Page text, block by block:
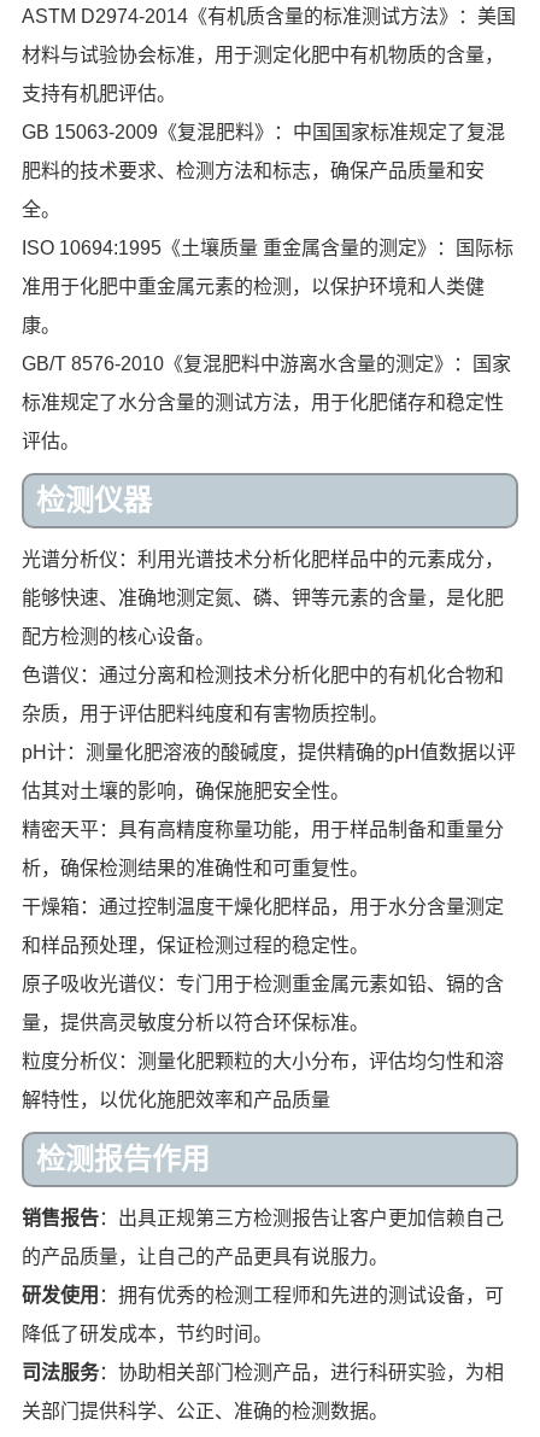
ASTM D2974-2014《有机质含量的标准测试方法》：美国
材料与试验协会标准，用于测定化肥中有机物质的含量，
支持有机肥评估。
GB 15063-2009《复混肥料》：中国国家标准规定了复混
肥料的技术要求、检测方法和标志，确保产品质量和安
全。
ISO 10694:1995《土壤质量 重金属含量的测定》：国际标
准用于化肥中重金属元素的检测，以保护环境和人类健
康。
GB/T 8576-2010《复混肥料中游离水含量的测定》：国家
标准规定了水分含量的测试方法，用于化肥储存和稳定性
评估。
检测仪器
光谱分析仪：利用光谱技术分析化肥样品中的元素成分，
能够快速、准确地测定氮、磷、钾等元素的含量，是化肥
配方检测的核心设备。
色谱仪：通过分离和检测技术分析化肥中的有机化合物和
杂质，用于评估肥料纯度和有害物质控制。
pH计：测量化肥溶液的酸碱度，提供精确的pH值数据以评
估其对土壤的影响，确保施肥安全性。
精密天平：具有高精度称量功能，用于样品制备和重量分
析，确保检测结果的准确性和可重复性。
干燥箱：通过控制温度干燥化肥样品，用于水分含量测定
和样品预处理，保证检测过程的稳定性。
原子吸收光谱仪：专门用于检测重金属元素如铅、镉的含
量，提供高灵敏度分析以符合环保标准。
粒度分析仪：测量化肥颗粒的大小分布，评估均匀性和溶
解特性，以优化施肥效率和产品质量
检测报告作用
销售报告：出具正规第三方检测报告让客户更加信赖自己
的产品质量，让自己的产品更具有说服力。
研发使用 ：拥有优秀的检测工程师和先进的测试设备，可
降低了研发成本，节约时间。
司法服务：协助相关部门检测产品，进行科研实验，为相
关部门提供科学、公正、准确的检测数据。